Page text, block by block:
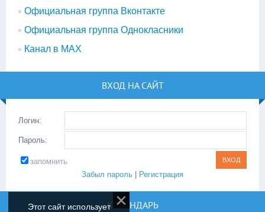
Официальная группа Вконтакте
Официальная группа Однокласники
Канал в МАХ
ВХОД НА САЙТ
Логин:
Пароль:
запомнить
Забыл пароль
Регистрация
КАЛЕНДАРЬ
Этот сайт использует